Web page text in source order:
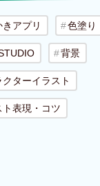
アプリ 色塗り
背景
ターイラスト
ト表現・コツ